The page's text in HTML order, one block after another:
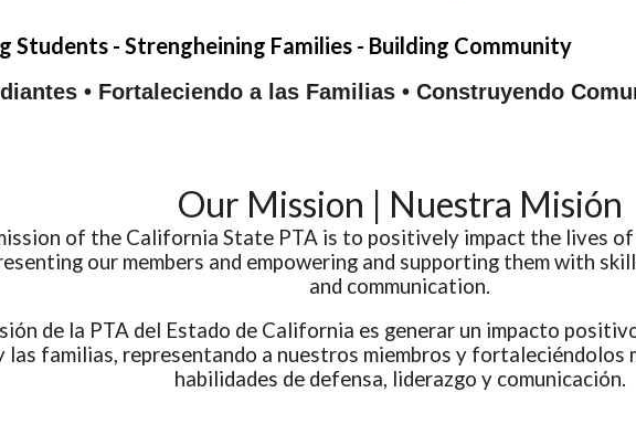
Students - Strengheining Families - Building Community
• Fortaleciendo a las Familias • Construyendo
Our Mission | Nuestra Misión
of the California State PTA is to positively impact the lives
our members and empowering and supporting them with
and communication.
de la PTA del Estado de California es generar un impacto
las familias, representando a nuestros miembros y fortaleciéndolos
habilidades de defensa, liderazgo y comunicación.